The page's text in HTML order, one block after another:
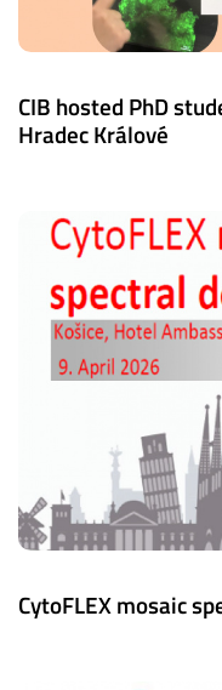
CIB hosted PhD
Hradec Králové
CytoFLEX mosaic